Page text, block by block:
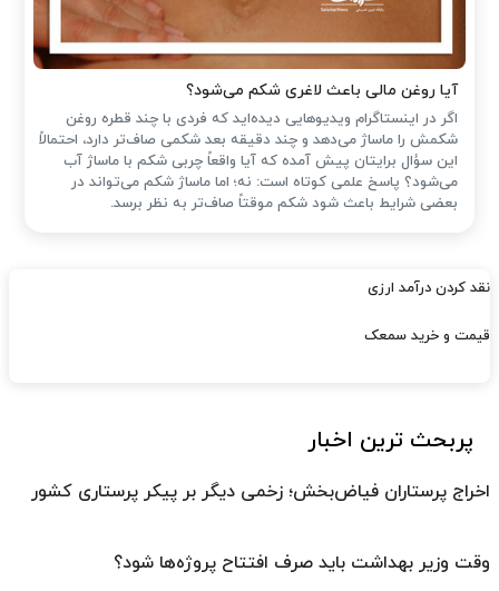
آیا روغن مالی باعث لاغری شکم می‌شود؟
اگر در اینستاگرام ویدیوهایی دیده‌اید که فردی با چند قطره روغن
شکمش را ماساژ می‌دهد و چند دقیقه بعد شکمی صاف‌تر دارد، احتمالاً
این سؤال برایتان پیش آمده که آیا واقعاً چربی شکم با ماساژ آب
می‌شود؟ پاسخ علمی کوتاه است: نه؛ اما ماساژ شکم می‌تواند در
بعضی شرایط باعث شود شکم موقتاً صاف‌تر به نظر برسد.
نقد کردن درآمد ارزی
قیمت و خرید سمعک
پربحث ترین اخبار
اخراج پرستاران فیاض‌بخش؛ زخمی دیگر بر پیکر پرستاری کشور
وقت وزیر بهداشت باید صرف افتتاح پروژه‌ها شود؟